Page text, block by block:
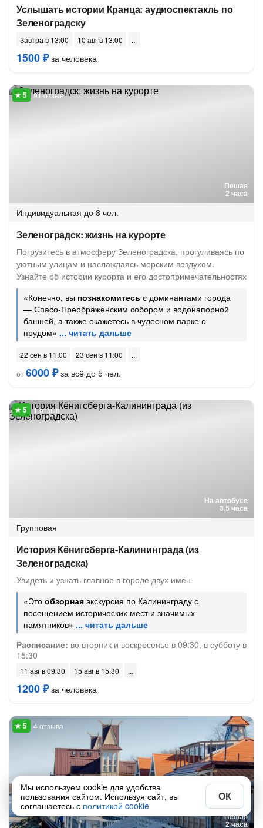
Услышать истории Кранца: аудиоспектакль по
Зеленоградску
Завтра в 13:00 10 авг в 13:00
1500 ₽за человека
Пешая
2 часа
91 отзыв
Индивидуальная до 8 чел.
Зеленоградск: жизнь на курорте
Погрузитесь в атмосферу Зеленоградска, прогуливаясь по
уютным улицам и наслаждаясь морским воздухом.
Узнайте об истории курорта и его достопримечательностях
«Конечно, вы познакомитесь с доминантами города
— Спасо-Преображенским собором и водонапорной
башней, а также окажетесь в чудесном парке с
прудом»
22 сен в 11:00
23 сен в 11:00
от6000 ₽за всё до 5 чел.
На автобусе
3.5 часа
1 отзыв
Групповая
История Кёнигсберга-Калининграда (из
Зеленоградска)
Увидеть и узнать главное в городе двух имён
«Это обзорная экскурсия по Калининграду с
посещением исторических мест и значимых
памятников»
Расписание: во вторник и воскресенье в 09:30, в субботу в
15:30
11 авг в 09:30 15 авг в 15:30
1200 ₽за человека
Пешая
2 часа
4 отзыва
Мы используем cookie для удобства
пользования сайтом. Используя сайт, вы
соглашаетесь с политикой cookie
ОК